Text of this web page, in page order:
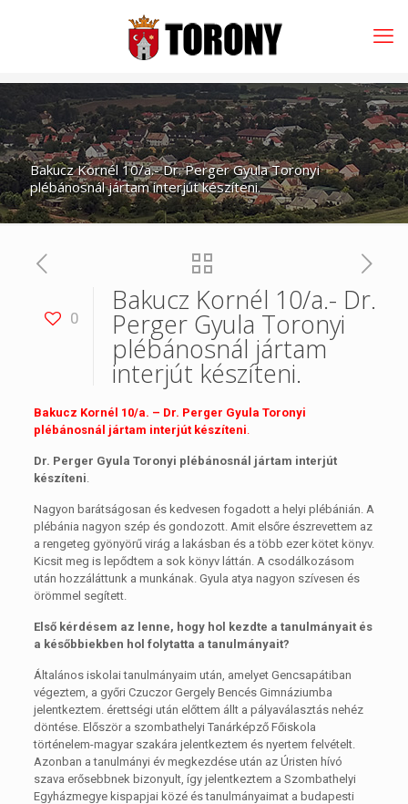
Bakucz Kornél 10/a.- Dr. Perger Gyula Toronyi
plébánosnál jártam interjút készíteni.
0
Bakucz Kornél 10/a.- Dr.
Perger Gyula Toronyi
plébánosnál jártam
interjút készíteni.
Bakucz Kornél 10/a. – Dr. Perger Gyula Toronyi
plébánosnál jártam interjút készíteni.
Dr. Perger Gyula Toronyi plébánosnál jártam interjút
készíteni.
Nagyon barátságosan és kedvesen fogadott a helyi plébánián. A
plébánia nagyon szép és gondozott. Amit elsőre észrevettem az
a rengeteg gyönyörű virág a lakásban és a több ezer kötet könyv.
Kicsit meg is lepődtem a sok könyv láttán. A csodálkozásom
után hozzáláttunk a munkának. Gyula atya nagyon szívesen és
örömmel segített.
Első kérdésem az lenne, hogy hol kezdte a tanulmányait és
a későbbiekben hol folytatta a tanulmányait?
Általános iskolai tanulmányaim után, amelyet Gencsapátiban
végeztem, a győri Czuczor Gergely Bencés Gimnáziumba
jelentkeztem. érettségi után előttem állt a pályaválasztás nehéz
döntése. Először a szombathelyi Tanárképző Főiskola
történelem-magyar szakára jelentkeztem és nyertem felvételt.
Azonban a tanulmányi év megkezdése után az Úristen hívó
szava erősebbnek bizonyult, így jelentkeztem a Szombathelyi
Egyházmegye kispapjai közé és tanulmányaimat a budapesti